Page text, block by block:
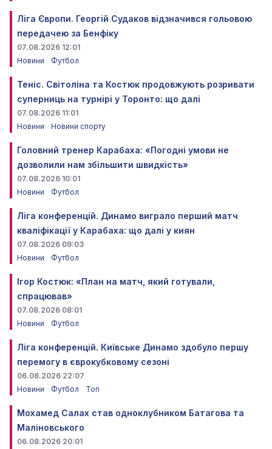
Ліга Європи. Георгій Судаков відзначився гольовою
передачею за Бенфіку
07.08.2026 12:01
Новини
Футбол
Теніс. Світоліна та Костюк продовжують розривати
суперниць на турнірі у Торонто: що далі
07.08.2026 11:01
Новини
Новини спорту
Головний тренер Карабаха: «Погодні умови не
дозволили нам збільшити швидкість»
07.08.2026 10:01
Новини
Футбол
Ліга конференцій. Динамо виграло перший матч
кваліфікації у Карабаха: що далі у киян
07.08.2026 09:03
Новини
Футбол
Ігор Костюк: «План на матч, який готували,
спрацював»
07.08.2026 08:01
Новини
Футбол
Ліга конференцій. Київське Динамо здобуло першу
перемогу в єврокубковому сезоні
06.08.2026 22:07
Новини
Футбол Топ
Мохамед Салах став одноклубником Батагова та
Маліновського
06.08.2026 20:01